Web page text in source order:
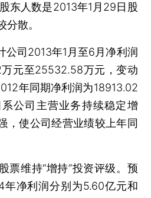
东人数是2013年1月29日股
散。
司2013年1月至6月净利润
元至25532.58万元，变动
年同期净利润为18913.02
公司主营业务持续稳定增
，使公司经营业绩较上年同
维持“增持”投资评级。预
年净利润分别为5.60亿元和